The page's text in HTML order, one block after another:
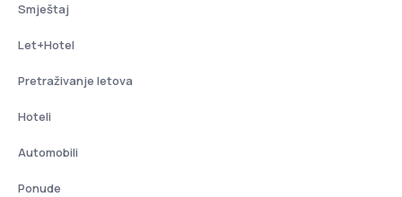
Smještaj
Let+Hotel
Pretraživanje letova
Hoteli
Automobili
Ponude